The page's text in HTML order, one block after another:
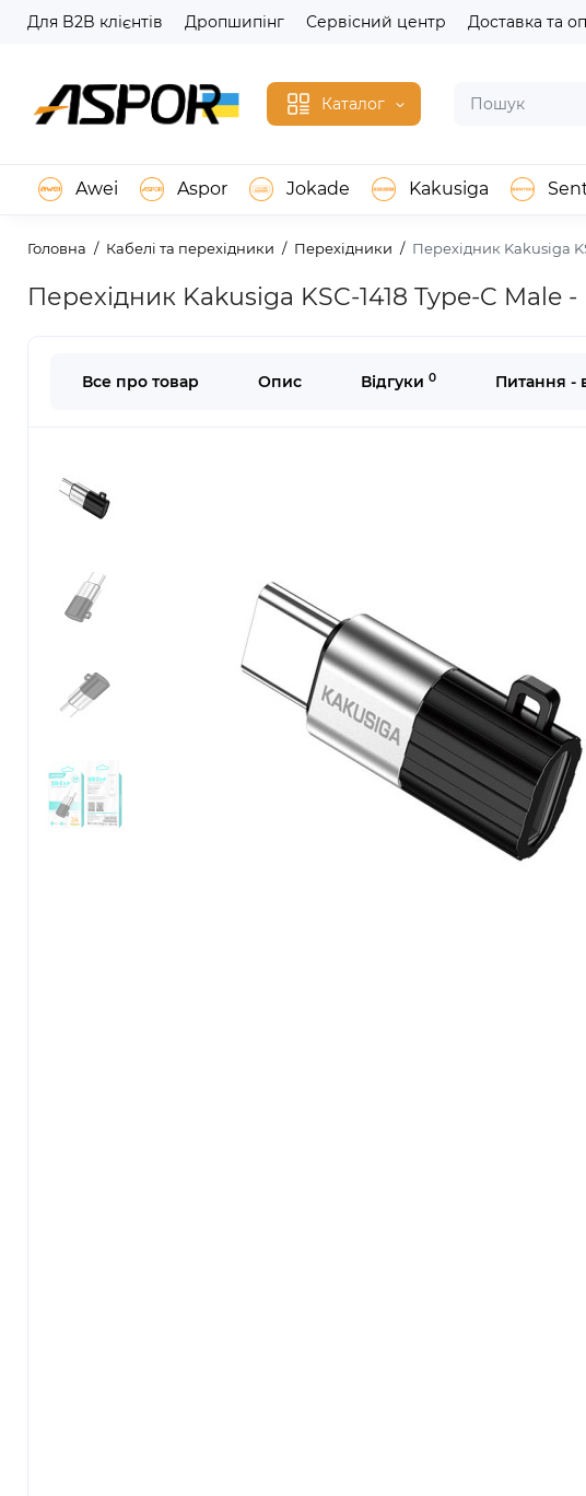
Для B2B клієнтів Дропшипінг Сервісний центр Доставка та
Каталог
Awei Aspor Jokade Kakusiga
Головна Кабелі та перехідники Перехідники Перехідник Kakusiga
Перехідник Kakusiga KSC-1418 Type-C
Все про товар Опис Відгуки 0 Питання -